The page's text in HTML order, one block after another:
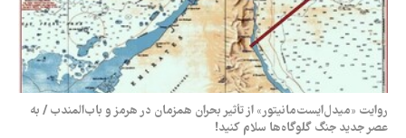
روایت «میدل‌ایست‌مانیتور» از تأثیر بحران همزمان در هرمز و باب‌المندب / به
عصر جدید جنگ گلوگاه‌ها سلام کنید!